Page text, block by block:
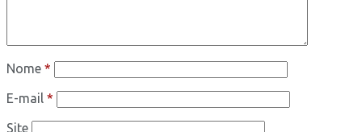
Nome *
E-mail *
Site